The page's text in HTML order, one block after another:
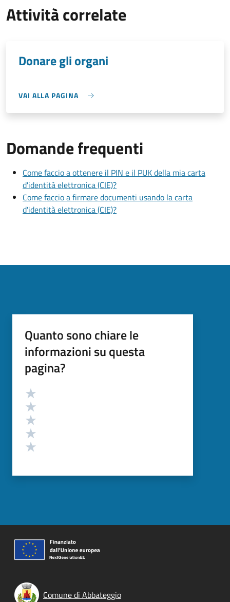
Attività correlate
Donare gli organi
VAI ALLA PAGINA
Domande frequenti
Come faccio a ottenere il PIN e il PUK della mia carta
d'identità elettronica (CIE)?
Come faccio a firmare documenti usando la carta
d'identità elettronica (CIE)?
Quanto sono chiare le
informazioni su questa
pagina?
Valutazione
Comune di Abbateggio